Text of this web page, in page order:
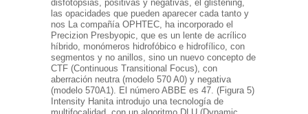
disfotopsias, positivas y negativas, el glistening,
las opacidades que pueden aparecer cada tanto y
nos La compañía OPHTEC, ha incorporado el
Precizion Presbyopic, que es un lente de acrílico
híbrido, monómeros hidrofóbico e hidrofílico, con
segmentos y no anillos, sino un nuevo concepto de
CTF (Continuous Transitional Focus), con
aberración neutra (modelo 570 A0) y negativa
(modelo 570A1). El número ABBE es 47. (Figura 5)
Intensity Hanita introdujo una tecnología de